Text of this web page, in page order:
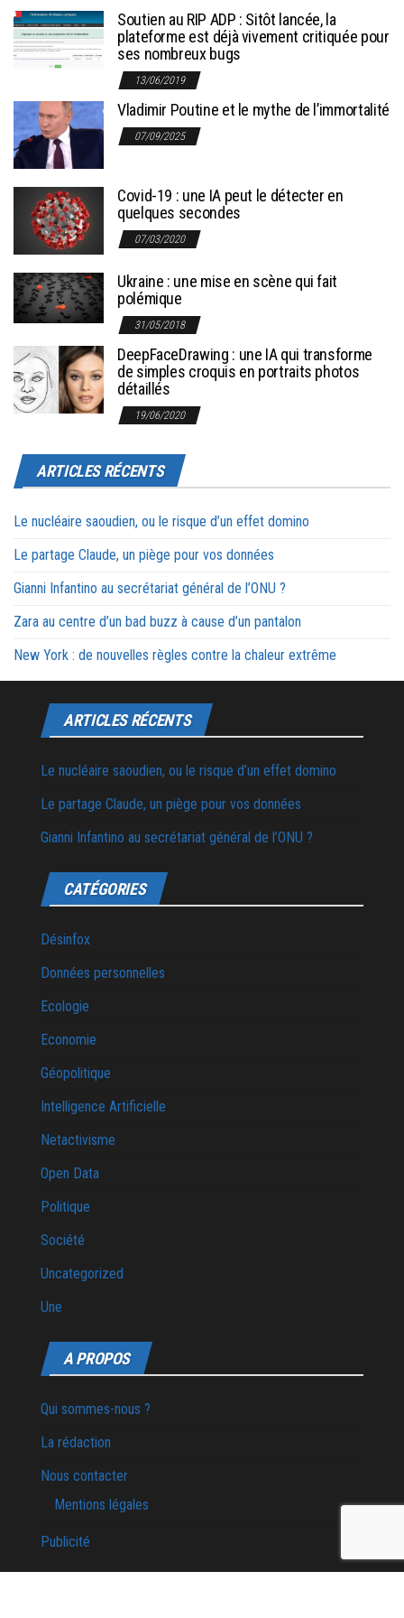
Soutien au RIP ADP : Sitôt lancée, la
plateforme est déjà vivement critiquée pour
ses nombreux bugs
13/06/2019
Vladimir Poutine et le mythe de l’immortalité
07/09/2025
Covid-19 : une IA peut le détecter en
quelques secondes
07/03/2020
Ukraine : une mise en scène qui fait
polémique
31/05/2018
DeepFaceDrawing : une IA qui transforme
de simples croquis en portraits photos
détaillés
19/06/2020
ARTICLES RÉCENTS
Le nucléaire saoudien, ou le risque d’un effet domino
Le partage Claude, un piège pour vos données
Gianni Infantino au secrétariat général de l’ONU ?
Zara au centre d’un bad buzz à cause d’un pantalon
New York : de nouvelles règles contre la chaleur extrême
ARTICLES RÉCENTS
Le nucléaire saoudien, ou le risque d’un effet domino
Le partage Claude, un piège pour vos données
Gianni Infantino au secrétariat général de l’ONU ?
CATÉGORIES
Désinfox
Données personnelles
Ecologie
Economie
Géopolitique
Intelligence Artificielle
Netactivisme
Open Data
Politique
Société
Uncategorized
Une
A PROPOS
Qui sommes-nous ?
La rédaction
Nous contacter
Mentions légales
Publicité